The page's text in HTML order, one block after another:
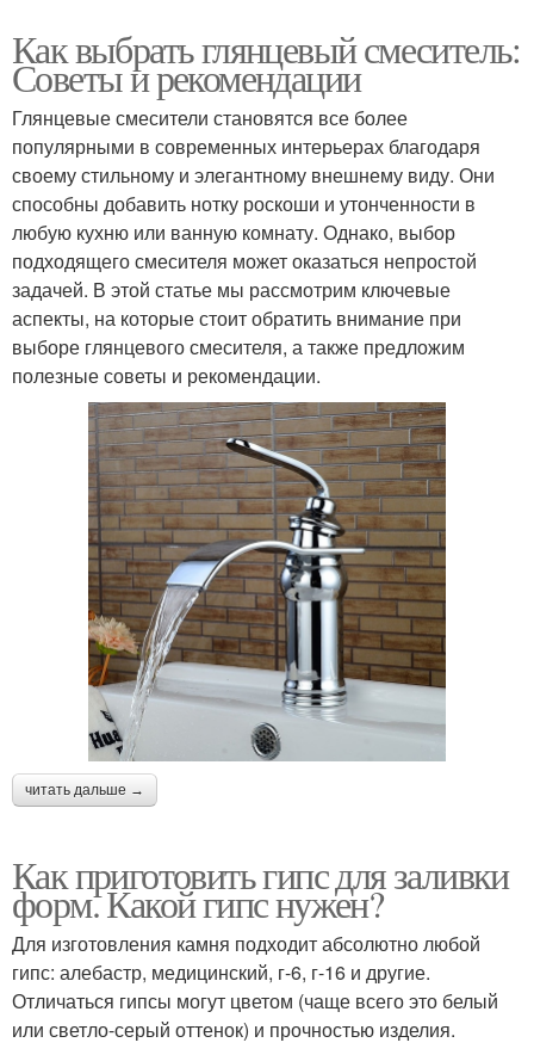
Как выбрать глянцевый смеситель:
Советы и рекомендации
Глянцевые смесители становятся все более
популярными в современных интерьерах благодаря
своему стильному и элегантному внешнему виду. Они
способны добавить нотку роскоши и утонченности в
любую кухню или ванную комнату. Однако, выбор
подходящего смесителя может оказаться непростой
задачей. В этой статье мы рассмотрим ключевые
аспекты, на которые стоит обратить внимание при
выборе глянцевого смесителя, а также предложим
полезные советы и рекомендации.
читать дальше →
Как приготовить гипс для заливки
форм. Какой гипс нужен?
Для изготовления камня подходит абсолютно любой
гипс: алебастр, медицинский, г-6, г-16 и другие.
Отличаться гипсы могут цветом (чаще всего это белый
или светло-серый оттенок) и прочностью изделия.